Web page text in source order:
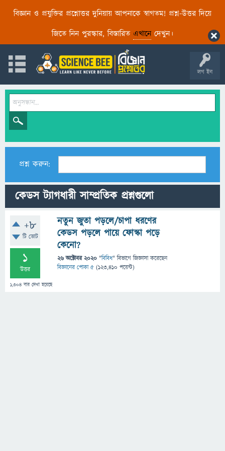
বিজ্ঞান ও প্রযুক্তির প্রশ্নোত্তর দুনিয়ায় আপনাকে স্বাগতম! প্রশ্ন-উত্তর দিয়ে
জিতে নিন পুরস্কার, বিস্তারিত এখানেদেখুন।
লগ ইন
প্রশ্ন করুন:
কেডস ট্যাগধারী সাম্প্রতিক প্রশ্নগুলো
+8
টি ভোট
1
উত্তর
1,304 বার দেখা হয়েছে
নতুন জুতা পড়লে/চাপা ধরণের
কেডস পড়লে পায়ে ফোস্কা পড়ে
কেনো?
26 অক্টোবর 2020 "বিবিধ" বিভাগে জিজ্ঞাসাকরেছেন
বিজ্ঞানের পোকা ৫ (123,410 পয়েন্ট)